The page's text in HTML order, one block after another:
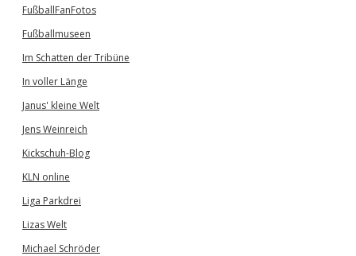
FußballFanFotos
Fußballmuseen
Im Schatten der Tribüne
In voller Länge
Janus' kleine Welt
Jens Weinreich
Kickschuh-Blog
KLN online
Liga Parkdrei
Lizas Welt
Michael Schröder